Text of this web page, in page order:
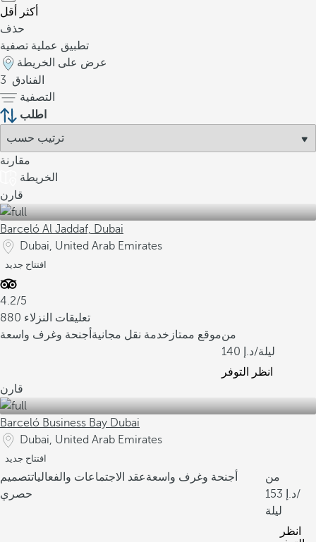
أكثر
أقل
حذف
تطبيق عملية تصفية
عرض على الخريطة
3 الفنادق
التصفية
اطلب
مقارنة
الخريطة
قارن
Barceló Al Jaddaf, Dubai
Dubai, United Arab Emirates
افتتاح جديد
4.2/5
880 تعليقات النزلاء
موقع ممتاز خدمة نقل مجانية أجنحة وغرف واسعة
من
140
/ليلة
انظر التوفر
قارن
Barceló Business Bay Dubai
Dubai, United Arab Emirates
افتتاح جديد
أجنحة وغرف واسعةعقد الاجتماعات والفعالياتتصميم
حصري
من
153
/
ليلة
انظر